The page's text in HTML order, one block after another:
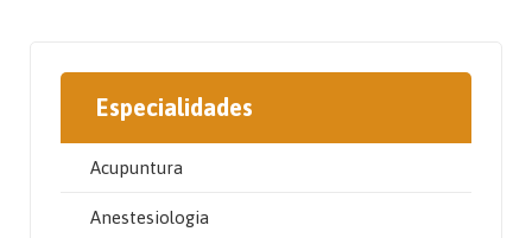
Especialidades
Acupuntura
Anestesiologia